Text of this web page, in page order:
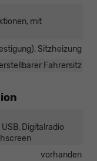
mit
Sitzheizung
Fahrersitz
Digitalradio
vorhanden